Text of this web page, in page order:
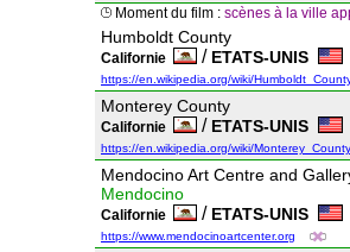
Moment du film : scènes à la ville
Humboldt County
Californie / ETATS-UNIS
https://en.wikipedia.org/wiki/
Monterey County
Californie / ETATS-UNIS
https://en.wikipedia.org/wiki/
Mendocino Art Centre and
Mendocino
Californie / ETATS-UNIS
https://www.mendocinoartcenter.org